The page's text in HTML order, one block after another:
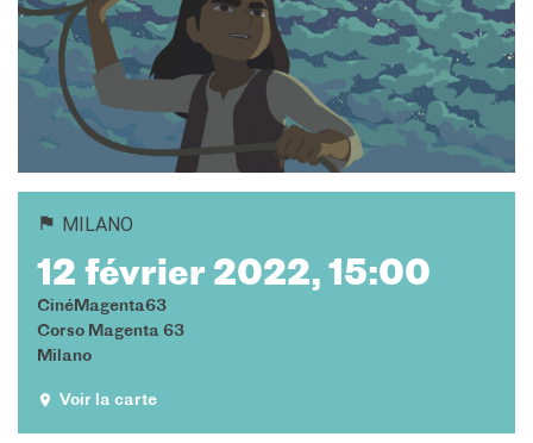
Cours pour les écoles
Cours entreprises
Informazioni utili: Calendario
e CGV
Cours de théâtre
DIPLÔMES ET TESTS
SERVICES DE
TRADUCTION
Culturethèque
MILANO
12 février 2022, 15:00
CinéMagenta63
Corso Magenta 63
Milano
Voir la carte